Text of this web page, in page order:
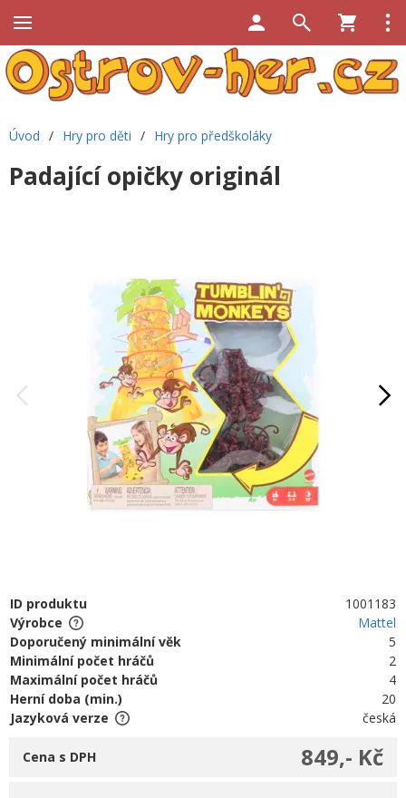
Úvod / Hry pro děti / Hry pro předškoláky
Padající opičky originál
ID produktu
1001183
Výrobce
Mattel
Doporučený minimální věk
5
Minimální počet hráčů
2
Maximální počet hráčů
4
Herní doba (min.)
20
Jazyková verze
česká
849,- Kč
Cena s DPH